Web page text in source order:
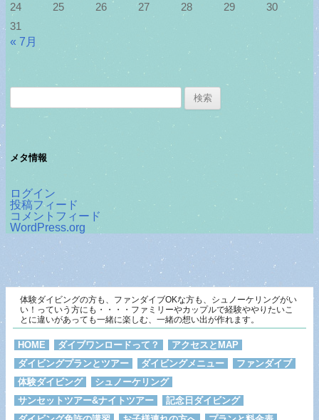
24
25 26 27 28 29
30
31
« 7月
メタ情報
ログイン
投稿フィード
コメントフィード
WordPress.org
体験ダイビングの方も、ファンダイブOKな方も、シュノーケリングがい
い！っていう方にも・・・・ファミリーやカップルで経験ややりたいこ
とに違いがあっても一緒に楽しむ、一緒の想い出が作れます。
HOME ダイブワンロードって？
アクセスとMAP
ダイビングプランとツアー
ダイビングメニュー
ファンダイブ
体験ダイビング
シュノーケリング
サンセットツアー&ナイトツアー
記念日ダイビング